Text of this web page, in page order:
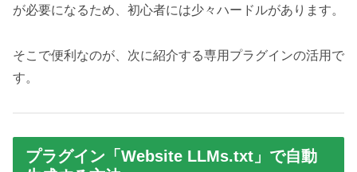
が必要になるため、初心者には少々ハードルがあります。
そこで便利なのが、次に紹介する専用プラグインの活用で
す。
プラグイン「Website LLMs.txt」で自動